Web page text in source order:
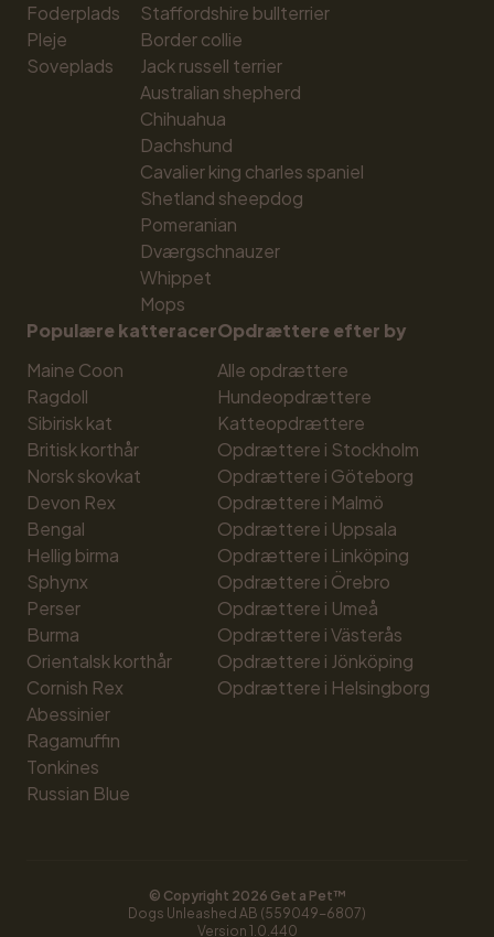
Foderplads
Pleje
Soveplads
Staffordshire bullterrier
Border collie
Jack russell terrier
Australian shepherd
Chihuahua
Dachshund
Cavalier king charles spaniel
Shetland sheepdog
Pomeranian
Dværgschnauzer
Whippet
Mops
Populære katteracer
Maine Coon
Ragdoll
Sibirisk kat
Britisk korthår
Norsk skovkat
Devon Rex
Bengal
Hellig birma
Sphynx
Perser
Burma
Orientalsk korthår
Cornish Rex
Abessinier
Ragamuffin
Tonkines
Russian Blue
Opdrættere efter by
Alle opdrættere
Hundeopdrættere
Katteopdrættere
Opdrættere i Stockholm
Opdrættere i Göteborg
Opdrættere i Malmö
Opdrættere i Uppsala
Opdrættere i Linköping
Opdrættere i Örebro
Opdrættere i Umeå
Opdrættere i Västerås
Opdrættere i Jönköping
Opdrættere i Helsingborg
© Copyright 2026 Get a Pet™
Dogs Unleashed AB (559049-6807)
Version 1.0.440